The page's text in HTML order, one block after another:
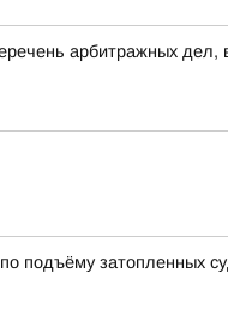
арбитражных дел,
подъёму затопленных